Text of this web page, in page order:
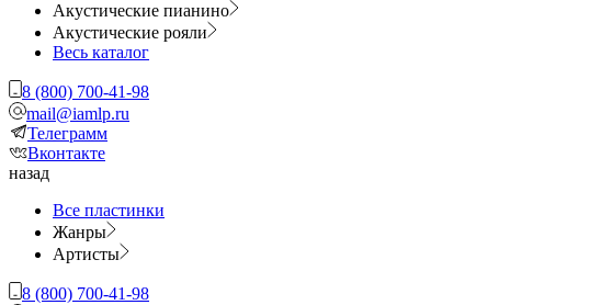
Акустические пианино
Акустические рояли
Весь каталог
8 (800) 700-41-98
mail@iamlp.ru
Телеграмм
Вконтакте
назад
Все пластинки
Жанры
Артисты
8 (800) 700-41-98